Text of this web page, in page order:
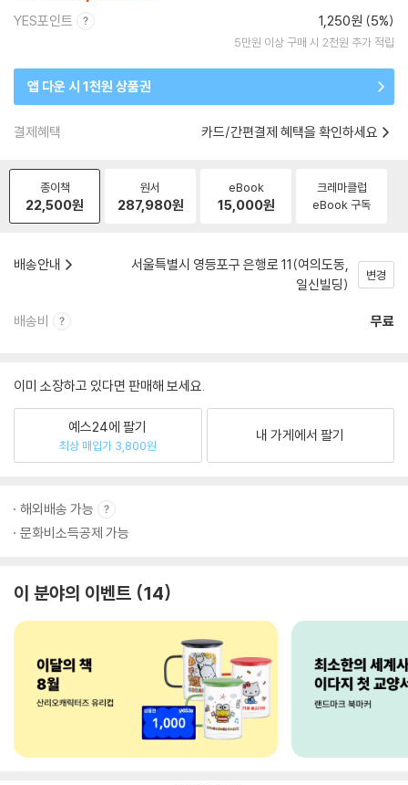
YES포인트 1,250원 (5%)
5만원 이상 구매 시 2천원 추가 적립
앱 다운 시 1천원 상품권
결제혜택 카드/간편결제 혜택을 확인하세요
종이책
22,500원
원서
287,980원
eBook
15,000원
크레마클럽
eBook 구독
배송안내
서울특별시 영등포구 은행로 11(여의도동,
일신빌딩)
변경
배송비 무료
이미 소장하고 있다면 판매해 보세요.
예스24에 팔기
최상 매입가 3,800원
내 가게에서 팔기
해외배송 가능
문화비소득공제 가능
이 분야의 이벤트 14